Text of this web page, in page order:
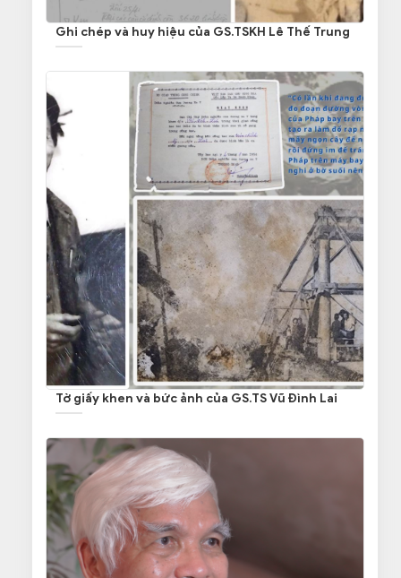
Ghi chép và huy hiệu của GS.TSKH Lê Thế Trung
Tờ giấy khen và bức ảnh của GS.TS Vũ Đình Lai